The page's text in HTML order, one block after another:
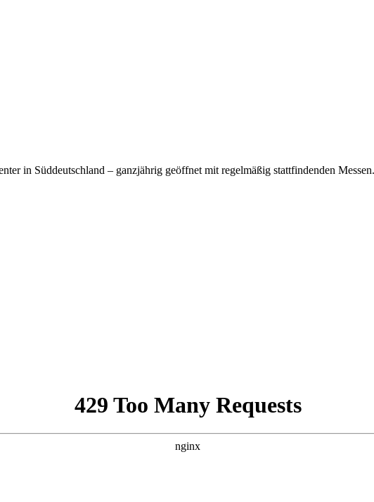
in Süddeutschland – ganzjährig geöffnet mit regelmäßig stattfindenden